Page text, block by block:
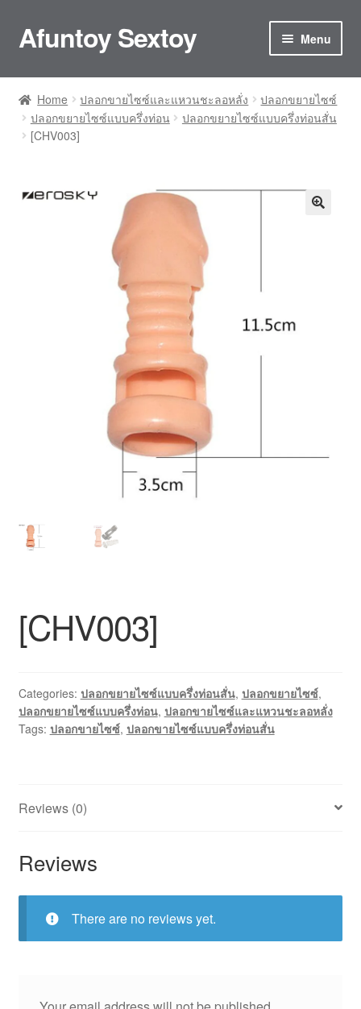
Skip
to
Skip
to
Afuntoy Sextoy Menu
Home
Cart
Confirm Payment
ประกันและการดูแลรักษา
Home ปลอกขายไซซ์และแหวนชะลอหลั่ง
ปลอกขยายไซซ์
ปลอกขยายไซซ์แบบครึ่งท่อน
ปลอกขยายไซซ์แบบครึ่งท่อนสั่น
[CHV003]
[CHV003]
Categories: ปลอกขยายไซซ์แบบครึ่งท่อนสั่น, ปลอกขยายไซซ์,
ปลอกขยายไซซ์แบบครึ่งท่อน, ปลอกขายไซซ์และแหวนชะลอหลั่ง
Tags: ปลอกขายไซซ์, ปลอกขายไซซ์แบบครึ่งท่อนสั่น
Reviews (0)
Reviews
There are no reviews yet.